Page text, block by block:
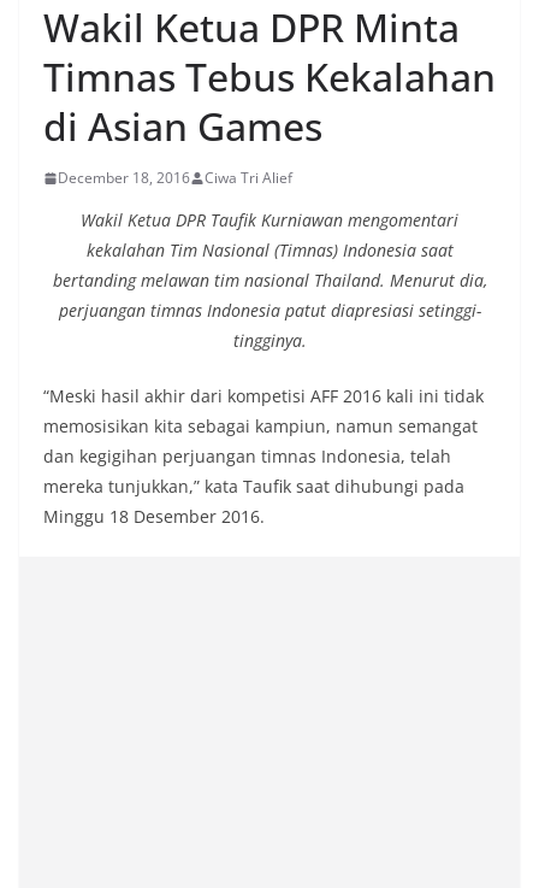
Wakil Ketua DPR Minta
Timnas Tebus Kekalahan
di Asian Games
December 18, 2016 Ciwa Tri Alief
Wakil Ketua DPR Taufik Kurniawan mengomentari
kekalahan Tim Nasional (Timnas) Indonesia saat
bertanding melawan tim nasional Thailand. Menurut dia,
perjuangan timnas Indonesia patut diapresiasi setinggi-
tingginya.
“Meski hasil akhir dari kompetisi AFF 2016 kali ini tidak
memosisikan kita sebagai kampiun, namun semangat
dan kegigihan perjuangan timnas Indonesia, telah
mereka tunjukkan,” kata Taufik saat dihubungi pada
Minggu 18 Desember 2016.